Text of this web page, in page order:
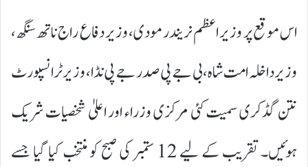
اس موقع پر وزیر اعظم نریندر مودی، وزیر دفاع راج ناتھ سنگھ،
وزیر داخلہ امت شاہ، بی جے پی صدر جے پی نڈا، وزیر ٹرانسپورٹ
نتن گڈکری سمیت کئی مرکزی وزراء اور اعلیٰ شخصیات شریک
ہوئیں۔ تقریب کے لیے 12 ستمبر کی صبح کو منتخب کیا گیا جسے